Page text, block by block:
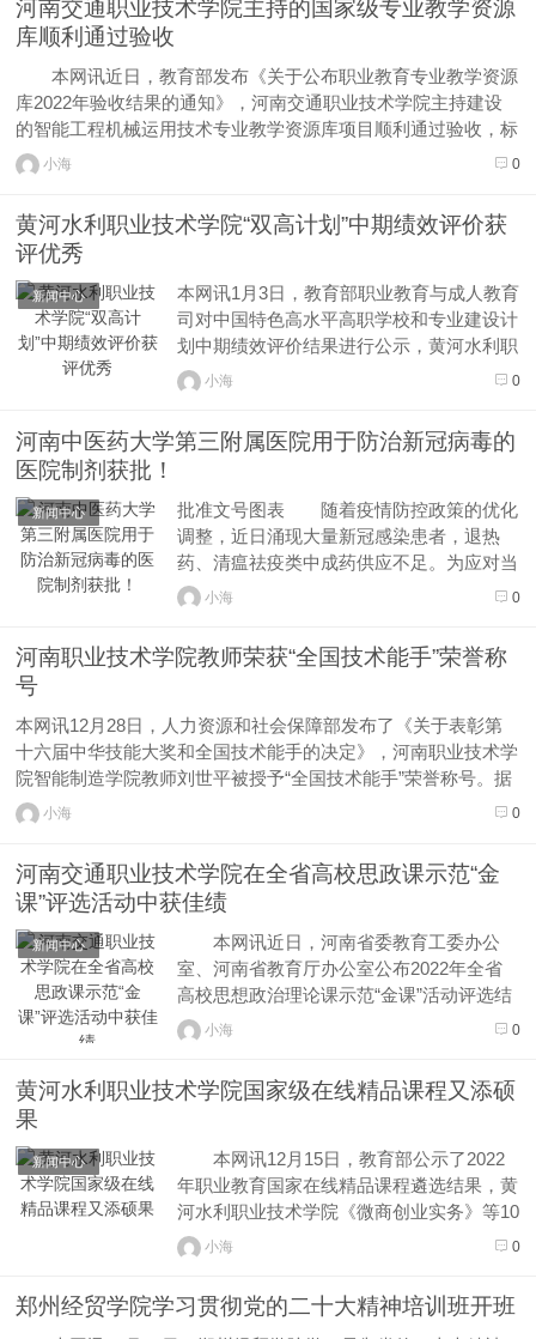
河南交通职业技术学院主持的国家级专业教学资源
库顺利通过验收
本网讯近日，教育部发布《关于公布职业教育专业教学资源
库2022年验收结果的通知》，河南交通职业技术学院主持建设
的智能工程机械运用技术专业教学资源库项目顺利通过验收，标
志着该校在职业教育改革方面又取得一项重大成果。 该项目
0
小海
黄河水利职业技术学院“双高计划”中期绩效评价获
评优秀
新闻中心
本网讯1月3日，教育部职业教育与成人教育
司对中国特色高水平高职学校和专业建设计
划中期绩效评价结果进行公示，黄河水利职
业技术学院获评“优秀”。“双高计划”启动以
的教育方针，落实立德树人根本任务，聚
0
小海
河南中医药大学第三附属医院用于防治新冠病毒的
医院制剂获批！
新闻中心
批准文号图表 随着疫情防控政策的优化
调整，近日涌现大量新冠感染患者，退热
药、清瘟祛疫类中成药供应不足。为应对当
前新冠疫情形势，河南中医药大学第三附属
军、崔应麟及具有方舱医疗经验的专家团队
和名老中医，针对新型冠状病毒肺炎患者的
0
小海
河南职业技术学院教师荣获“全国技术能手”荣誉称
号
本网讯12月28日，人力资源和社会保障部发布了《关于表彰第
十六届中华技能大奖和全国技术能手的决定》，河南职业技术学
院智能制造学院教师刘世平被授予“全国技术能手”荣誉称号。据
悉，“全国技术能手”是我国褒奖为高质量发展作出突出贡献的优 0
小海
河南交通职业技术学院在全省高校思政课示范“金
课”评选活动中获佳绩
新闻中心
本网讯近日，河南省委教育工委办公
室、河南省教育厅办公室公布2022年全省
高校思想政治理论课示范“金课”活动评选结
果。河南交通职业技术学院教师在活动中共
南省教育厅办公室《关于开展全省高校思想
0
小海
黄河水利职业技术学院国家级在线精品课程又添硕
果
新闻中心
本网讯12月15日，教育部公示了2022
年职业教育国家在线精品课程遴选结果，黄
河水利职业技术学院《微商创业实务》等10
门课程入选，为学校“双高计划”建设再添标
国家精品在线开放课程建设以来，该校课程
建设取得的又一重大成果。截止目前，该校
0
小海
郑州经贸学院学习贯彻党的二十大精神培训班开班